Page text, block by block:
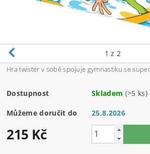
1 z 2
Hra twister v sobě spojuje gymnastiku se
Dostupnost Skladem (>5 ks)
Můžeme doručit do 25.8.2026
215 Kč